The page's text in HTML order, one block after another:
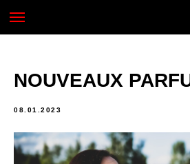
NOUVEAUX
08.01.2023